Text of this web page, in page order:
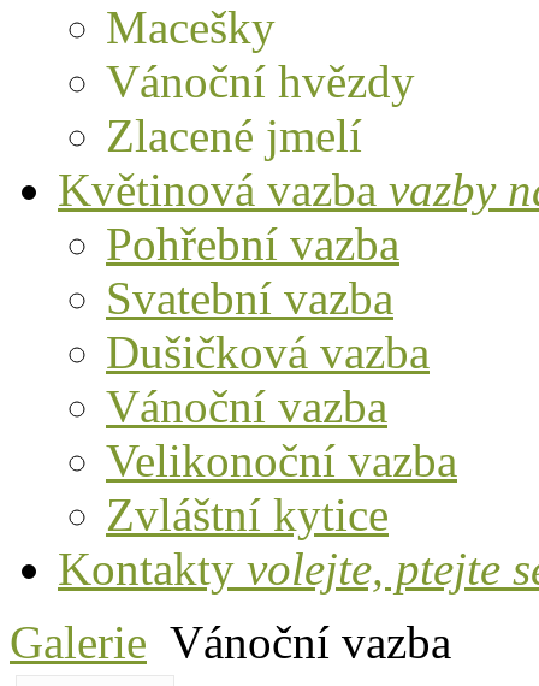
Macešky
Vánoční hvězdy
Zlacené jmelí
Květinová vazba vazby
Pohřební vazba
Svatební vazba
Dušičková vazba
Vánoční vazba
Velikonoční vazba
Zvláštní kytice
Kontakty volejte, ptejte
Galerie Vánoční vazba